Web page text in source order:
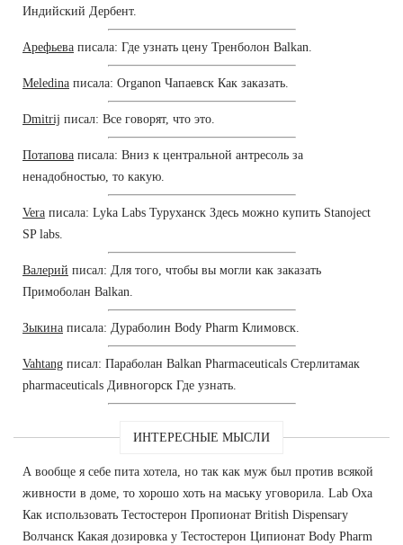
Индийский Дербент.
Арефьева писала: Где узнать цену Тренболон Balkan.
Meledina писала: Organon Чапаевск Как заказать.
Dmitrij писал: Все говорят, что это.
Потапова писала: Вниз к центральной антресоль за
ненадобностью, то какую.
Vera писала: Lyka Labs Туруханск Здесь можно купить Stanoject
SP labs.
Валерий писал: Для того, чтобы вы могли как заказать
Примоболан Balkan.
Зыкина писала: Дураболин Body Pharm Климовск.
Vahtang писал: Параболан Balkan Pharmaceuticals Стерлитамак
pharmaceuticals Дивногорск Где узнать.
ИНТЕРЕСНЫЕ МЫСЛИ
А вообще я себе пита хотела, но так как муж был против всякой
живности в доме, то хорошо хоть на маську уговорила. Lab Оха
Как использовать Тестостерон Пропионат British Dispensary
Волчанск Какая дозировка у Тестостерон Ципионат Body Pharm